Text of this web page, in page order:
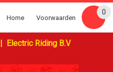
| Electric Riding B.V
Home Voorwaarden
0